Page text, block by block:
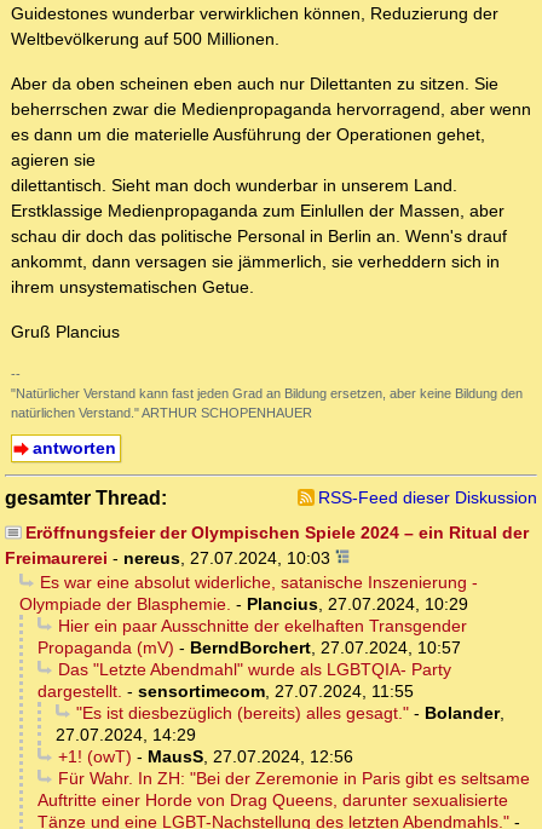
Guidestones wunderbar verwirklichen können, Reduzierung der
Weltbevölkerung auf 500 Millionen.
Aber da oben scheinen eben auch nur Dilettanten zu sitzen. Sie
beherrschen zwar die Medienpropaganda hervorragend, aber wenn
es dann um die materielle Ausführung der Operationen gehet,
agieren sie
dilettantisch. Sieht man doch wunderbar in unserem Land.
Erstklassige Medienpropaganda zum Einlullen der Massen, aber
schau dir doch das politische Personal in Berlin an. Wenn's drauf
ankommt, dann versagen sie jämmerlich, sie verheddern sich in
ihrem unsystematischen Getue.
Gruß Plancius
--
"Natürlicher Verstand kann fast jeden Grad an Bildung ersetzen, aber keine Bildung den
natürlichen Verstand." ARTHUR SCHOPENHAUER
antworten
gesamter Thread:
RSS-Feed dieser Diskussion
Eröffnungsfeier der Olympischen Spiele 2024 – ein Ritual der
Freimaurerei - nereus, 27.07.2024, 10:03
Es war eine absolut widerliche, satanische Inszenierung -
Olympiade der Blasphemie. - Plancius, 27.07.2024, 10:29
Hier ein paar Ausschnitte der ekelhaften Transgender
Propaganda (mV) - BerndBorchert, 27.07.2024, 10:57
Das "Letzte Abendmahl" wurde als LGBTQIA- Party
dargestellt. - sensortimecom, 27.07.2024, 11:55
"Es ist diesbezüglich (bereits) alles gesagt."- Bolander,
27.07.2024, 14:29
+1! (owT) - MausS, 27.07.2024, 12:56
Für Wahr. In ZH: "Bei der Zeremonie in Paris gibt es seltsame
Auftritte einer Horde von Drag Queens, darunter sexualisierte
Tänze und eine LGBT-Nachstellung des letzten Abendmahls." -